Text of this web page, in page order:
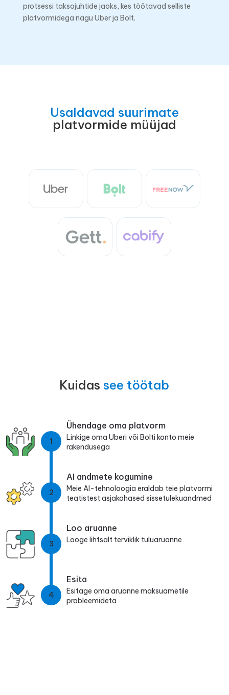
protsessi taksojuhtide jaoks, kes töötavad selliste
platvormidega nagu Uber ja Bolt.
Usaldavad suurimate
platvormide müüjad
Kuidas see töötab
1
Ühendage oma platvorm
Linkige oma Uberi või Bolti konto meie
rakendusega
2
AI andmete kogumine
Meie AI-tehnoloogia eraldab teie platvormi
teatistest asjakohased sissetulekuandmed
3
Loo aruanne
Looge lihtsalt terviklik tuluaruanne
4
Esita
Esitage oma aruanne maksuametile
probleemideta